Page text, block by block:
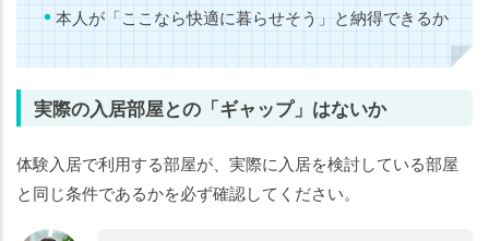
本人が「ここなら快適に暮らせそう」と納得できるか
実際の入居部屋との「ギャップ」はないか
体験入居で利用する部屋が、実際に入居を検討している部屋
と同じ条件であるかを必ず確認してください。